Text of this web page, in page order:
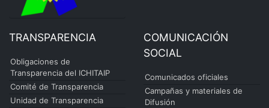
TRANSPARENCIA
Obligaciones de
Transparencia del ICHITAIP
Comité de Transparencia
Unidad de Transparencia
COMUNICACIÓN
SOCIAL
Comunicados oficiales
Campañas y materiales de
Difusión